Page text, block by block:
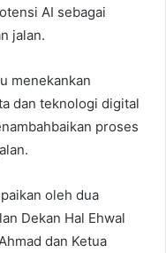
AI sebagai
jalan.
menekankan
dan teknologi digital
proses
oleh dua
Dekan Hal Ehwal
dan Ketua